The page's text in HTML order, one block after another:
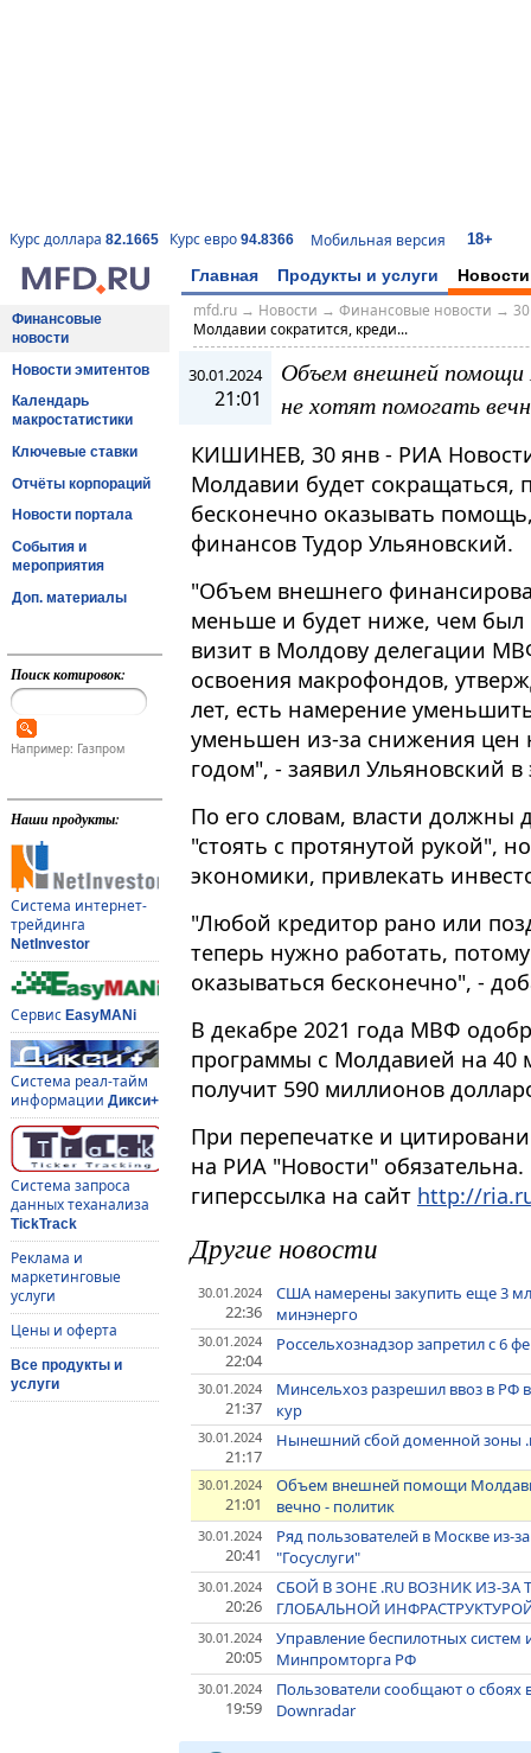
Курс доллара 82.1665 Курс евро 94.8366 Мобильная версия 18+
Главная Продукты и услуги Новости
Финансовые
новости
Новости эмитентов
Календарь
макростатистики
Ключевые ставки
Отчёты корпораций
Новости портала
События и
мероприятия
Доп. материалы
Поиск котировок:
Например: Газпром
Наши продукты:
Система интернет-
трейдинга
NetInvestor
Сервис EasyMANi
Система реал-тайм
информации Дикси+
Система запроса
данных теханализа
TickTrack
Реклама и
маркетинговые
услуги
Цены и оферта
Все продукты и
услуги
mfd.ru→ Новости → Финансовые новости →
Молдавии сократится, креди...
30.01.2024
21:01
Объем внешней
не хотят помогать
КИШИНЕВ, 30 янв - РИА
Молдавии будет сокращаться,
бесконечно оказывать
финансов Тудор Ульяновский.
"Объем внешнего
меньше и будет ниже, чем был
визит в Молдову делегации
освоения макрофондов,
лет, есть намерение
уменьшен из-за снижения цен
годом", - заявил Ульяновский
По его словам, власти должны
"стоять с протянутой рукой",
экономики, привлекать
"Любой кредитор рано или
теперь нужно работать,
оказываться бесконечно", -
В декабре 2021 года МВФ
программы с Молдавией на 40
получит 590 миллионов
При перепечатке и
на РИА "Новости"
гиперссылка на сайт http://
Другие новости
30.01.2024
22:36
США намерены закупить еще 3
минэнерго
30.01.2024
22:04
Россельхознадзор запретил с 6
30.01.2024
21:37
Минсельхоз разрешил ввоз в РФ
кур
30.01.2024
21:17
Нынешний сбой доменной зоны
30.01.2024
21:01
Объем внешней помощи
вечно - политик
30.01.2024
20:41
Ряд пользователей в Москве из-
"Госуслуги"
30.01.2024
20:26
СБОЙ В ЗОНЕ .RU ВОЗНИК ИЗ-
ГЛОБАЛЬНОЙ
30.01.2024
20:05
Управление беспилотных систем
Минпромторга РФ
30.01.2024
19:59
Пользователи сообщают о сбоях
Downradar